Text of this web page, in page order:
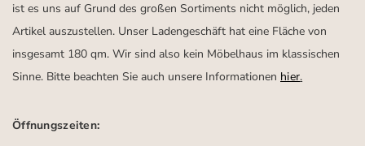
ist es uns auf Grund des großen Sortiments nicht möglich, jeden
Artikel auszustellen. Unser Ladengeschäft hat eine Fläche von
insgesamt 180 qm. Wir sind also kein Möbelhaus im klassischen
Sinne. Bitte beachten Sie auch unsere Informationen hier.
Öffnungszeiten: